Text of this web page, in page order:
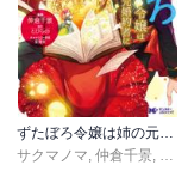
ものではある。
るようになるとは……
当に予想していなか
ずたぼろ令嬢は姉の元婚約者に溺愛される(コミック)
サクマノマ, 仲倉千景, と